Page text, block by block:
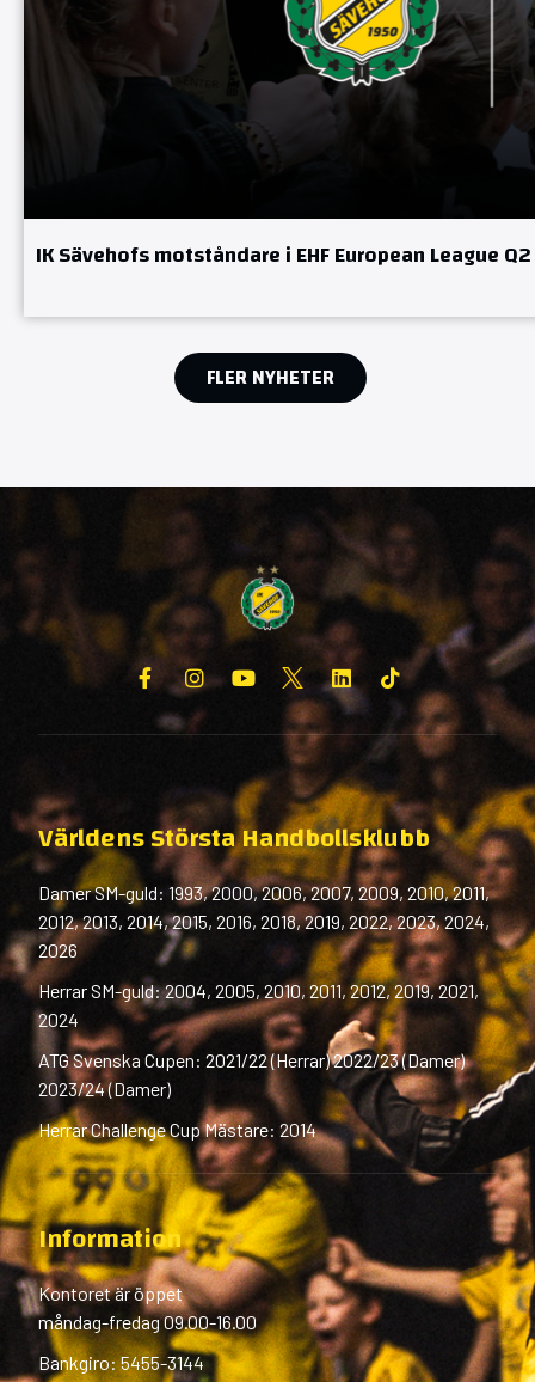
IK Sävehofs motståndare i EHF European League Q2
FLER NYHETER
Världens Största Handbollsklubb
Damer SM-guld: 1993, 2000, 2006, 2007, 2009, 2010, 2011,
2012, 2013, 2014, 2015, 2016, 2018, 2019, 2022, 2023, 2024,
2026
Herrar SM-guld: 2004, 2005, 2010, 2011, 2012, 2019, 2021,
2024
ATG Svenska Cupen: 2021/22 (Herrar) 2022/23 (Damer)
2023/24 (Damer)
Herrar Challenge Cup Mästare: 2014
Information
Kontoret är öppet
måndag-fredag 09.00-16.00
Bankgiro: 5455-3144